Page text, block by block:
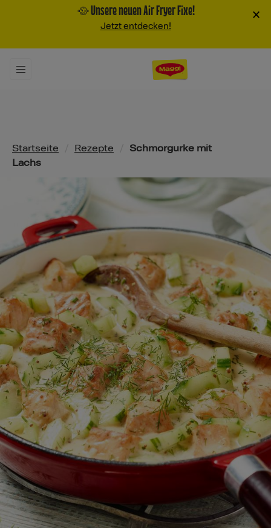
🥘 Unsere neuen Air Fryer Fixe!
Jetzt entdecken!
×
Pfadnavigation
Startseite Rezepte
Schmorgurke mit
Lachs